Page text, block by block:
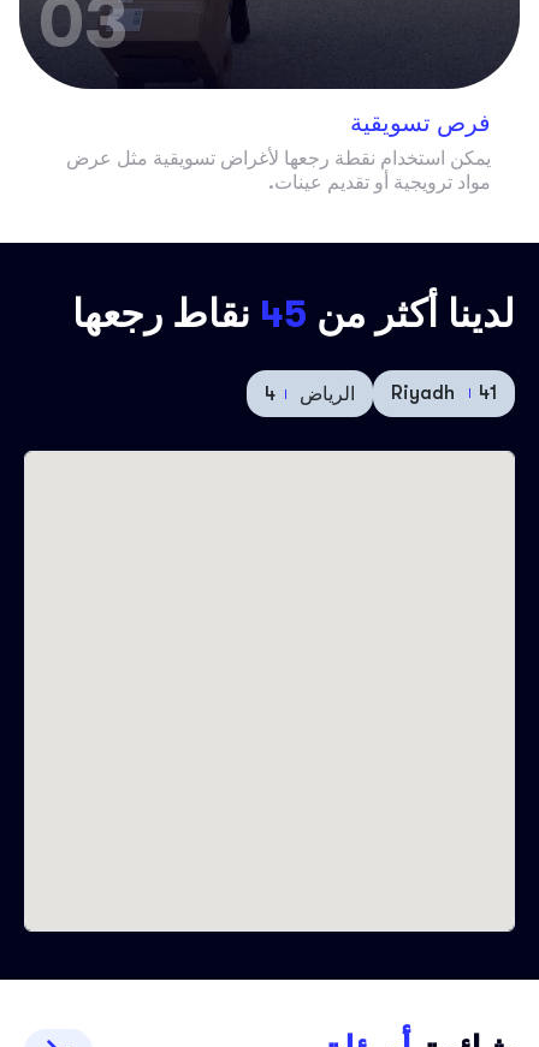
03
فرص تسويقية
يمكن استخدام نقطة رجعها لأغراض تسويقية مثل عرض
مواد ترويجية أو تقديم عينات.
لدينا أكثر من 45 نقاط رجعها
Riyadh 41 الرياض 4